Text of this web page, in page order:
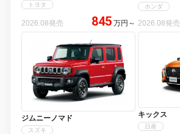
トヨタ
2026.08発売 845 万円 ～
ホンダ
2026.08発売
ジムニーノマド
スズキ
キックス
日産